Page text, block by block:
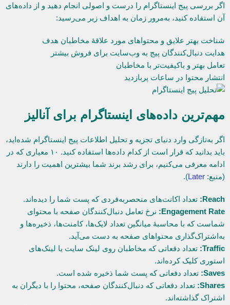
اگر بررسی پیج اینستاگرام را درست و اصولی انجام دهید و از داده‌های
آن استفاده کنید، به‌مرور زمان به اهداف زیر می‌رسید:
شناخت بهتر علایق و محتواهای مورد علاقۀ مخاطبان هدف
هدایت دنبال‌کنندگان پیج به وب‌سایت برای فروش بیشتر
تعامل بهتر و باکیفیت‌تر با مخاطبان
انتشار محتوا در ساعات پربازدید
مهم‌ترین داده‌های اینستاگرام برای آنالیز
اگر به‌تازگی وارد دنیای تجزیه و تحلیل اطلاعات پیج اینستاگرام شده‌اید،
باید بدانید که قرار است از کدام داده‌ها استفاده کنید. ۱۰ معیاری که در
ادامه معرفی می‌کنیم، برای رشد برند شما بیشترین اهمیت را دارند
(منبع: Later
).
Reach: تعداد اکانت‌های منحصربه‌فردی که پست شما را دیده‌اند.
Engagement Rate:
نرخ تعامل دنبال‌کنندگان صفحه با محتوای
شماست که با محاسبۀ میانگین تعداد لایک‌ها، کامنت‌ها، ذخیره‌ها و
به‌اشتراک‌گذاری محتواهای صفحه به دست می‌آید.
Traffic: تعداد دفعاتی که مخاطبان روی لینک سایت یا لینک‌های
استوری کلیک کرده‌اند.
Saves: تعداد دفعاتی که پست شما ذخیره شده است.
Shares: تعداد دفعاتی که دنبال‌کنندگان صفحه، محتوا را با دیگران به
اشتراک گذاشته‌اند.